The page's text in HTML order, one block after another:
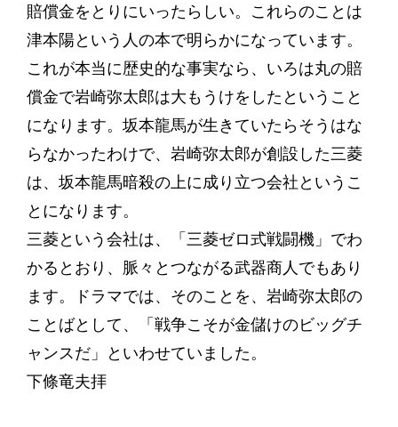
賠償金をとりにいったらしい。これらのことは
津本陽という人の本で明らかになっています。
これが本当に歴史的な事実なら、いろは丸の賠
償金で岩崎弥太郎は大もうけをしたということ
になります。坂本龍馬が生きていたらそうはな
らなかったわけで、岩崎弥太郎が創設した三菱
は、坂本龍馬暗殺の上に成り立つ会社というこ
とになります。
三菱という会社は、「三菱ゼロ式戦闘機」でわ
かるとおり、脈々とつながる武器商人でもあり
ます。ドラマでは、そのことを、岩崎弥太郎の
ことばとして、「戦争こそが金儲けのビッグチ
ャンスだ」といわせていました。
下條竜夫拝